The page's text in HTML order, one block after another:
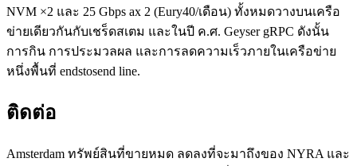
NVM ×2 และ 25 Gbps ax 2 (Eury40/เดือน) ทั้งหมดวางบนเครือ
ข่ายเดียวกันกับเชร็ดสเตม และในปี ค.ศ. Geyser gRPC ดังนั้น
การกิน การประมวลผล และการลดความเร็วภายในเครือข่าย
หนึ่งพื้นที่ endstosend line.
ติดต่อ
Amsterdam ทรัพย์สินที่ขายหมด ลดลงที่จะมาถึงของ NYRA และ